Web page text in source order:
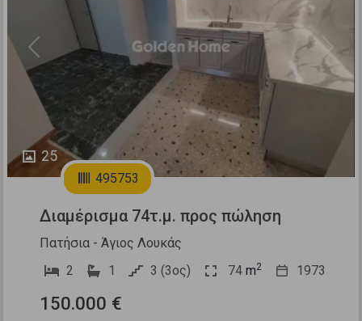
25
Previous Next
495753
Διαμέρισμα 74τ.μ. προς πώληση
Πατήσια - Άγιος Λουκάς
2
1 3 (3ος) 74 m2 1973
150.000 €